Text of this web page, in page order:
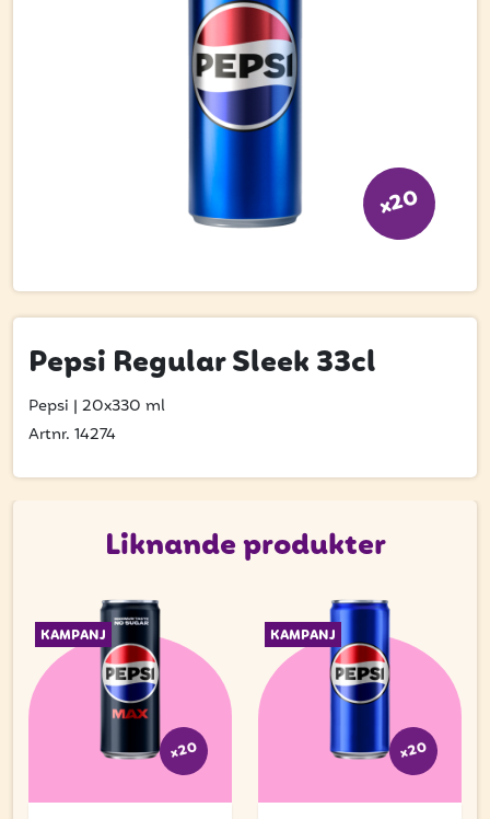
Glassutbildningar
Vill du få erbjudanden och vara den första
Ange din e-postadress nedan för att ta del av våra
nyheter och erbjudanden.
E-postadress
PRENUMERERA
x20
Pepsi Regular Sleek 33cl
Pepsi | 20x330 ml
Artnr. 14274
Liknande produkter
KAMPANJ
x20
KAMPANJ
x20